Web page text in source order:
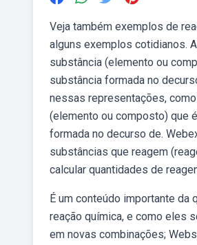
Veja também exemplos de
alguns exemplos cotidianos.
substância (elemento ou
substância formada no
nessas representações,
(elemento ou composto) que
formada no decurso de.
substâncias que reagem
calcular quantidades de
É um conteúdo importante
reação química, e como eles
em novas combinações;